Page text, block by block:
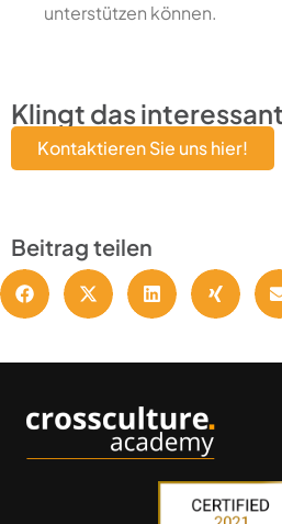
unterstützen können.
Klingt das
Kontaktieren Sie uns hier!
Beitrag teilen